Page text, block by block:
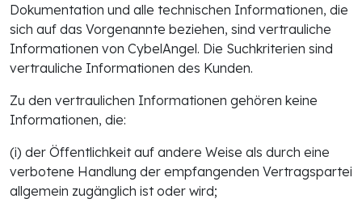
Dokumentation und alle technischen Informationen, die
sich auf das Vorgenannte beziehen, sind vertrauliche
Informationen von CybelAngel. Die Suchkriterien sind
vertrauliche Informationen des Kunden.
Zu den vertraulichen Informationen gehören keine
Informationen, die:
(i) der Öffentlichkeit auf andere Weise als durch eine
verbotene Handlung der empfangenden Vertragspartei
allgemein zugänglich ist oder wird;